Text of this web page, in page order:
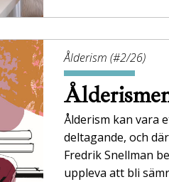
Ålderism (#2/26)
Ålderism kan vara
deltagande, och
Fredrik Snellman
uppleva att bli